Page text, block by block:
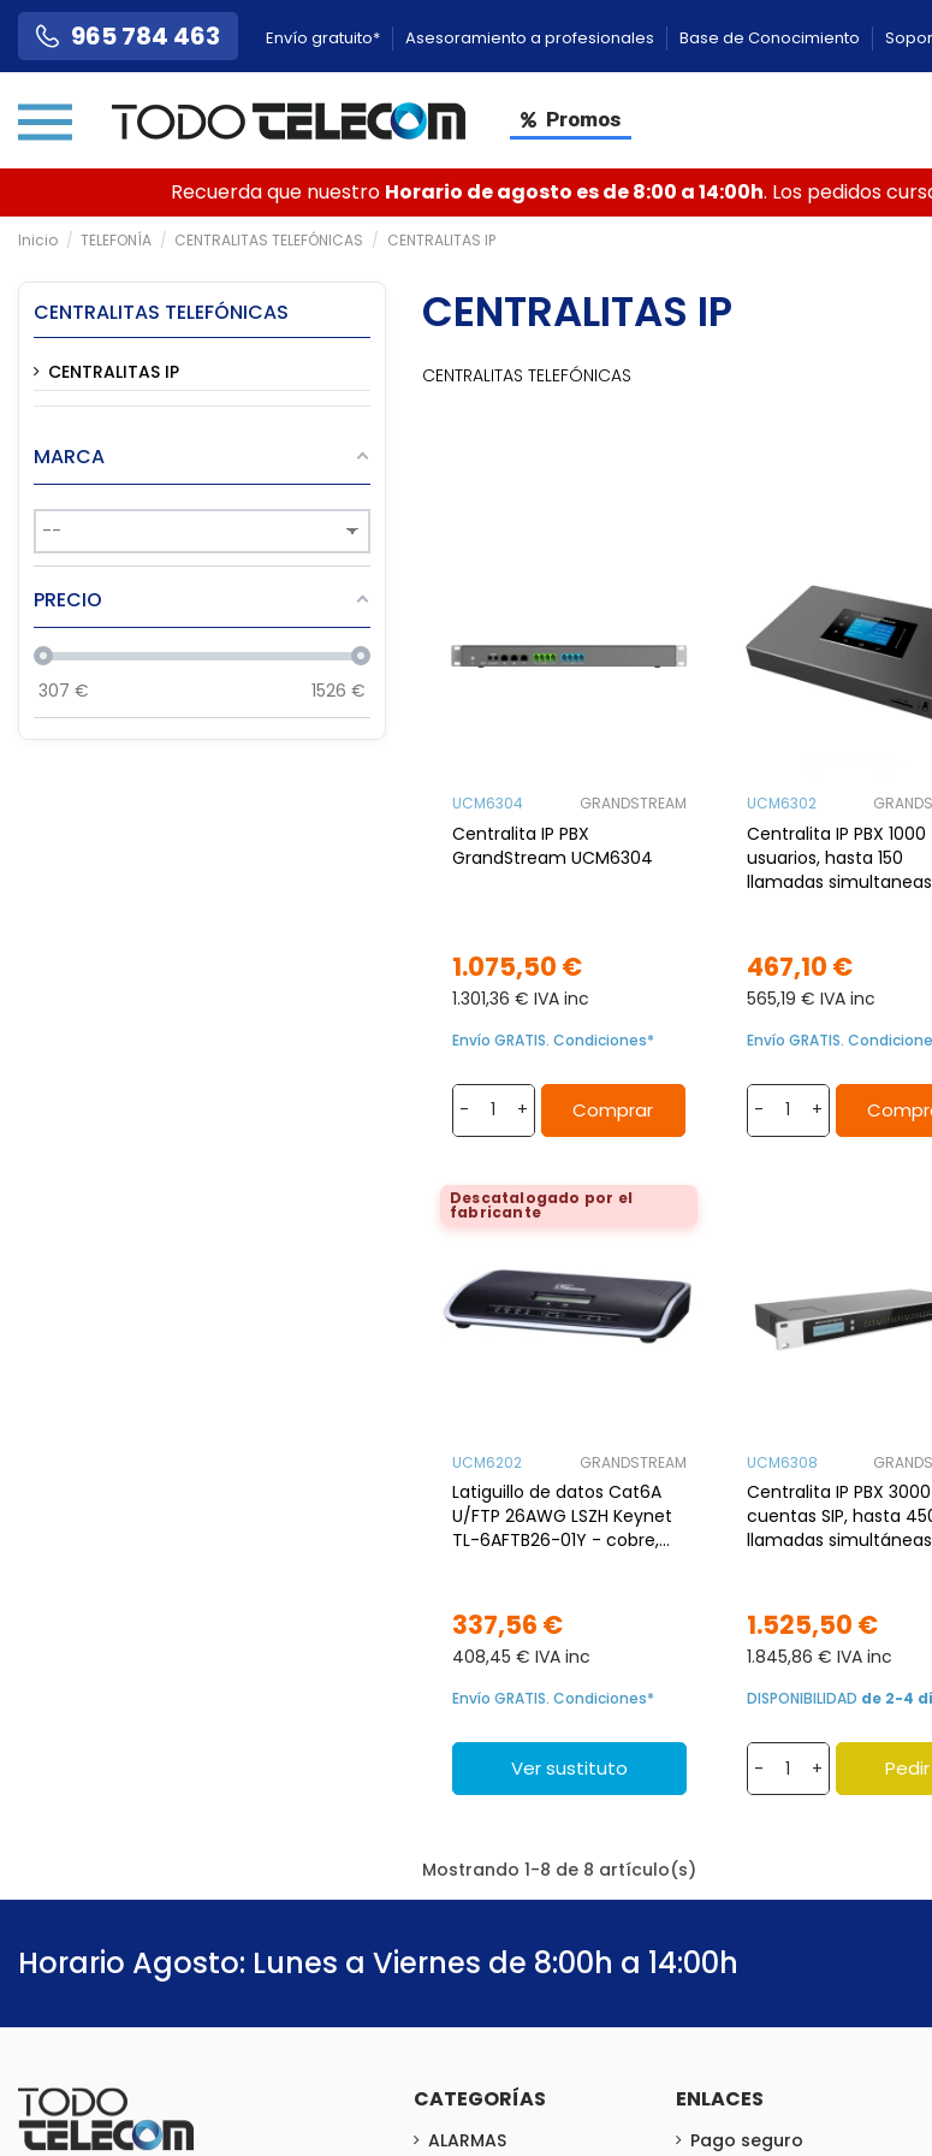
965 784 463 Envío gratuito* Asesoramiento a profesionales Base de Conocimiento
Promos
Recuerda que nuestro Horario de agosto es de 8:00 a 14:00h. Los pedidos
Inicio TELEFONÍA CENTRALITAS TELEFÓNICAS CENTRALITAS IP
CENTRALITAS IP
CENTRALITAS TELEFÓNICAS
UCM6304 GRANDSTREAM
Centralita IP PBX
GrandStream UCM6304
1.075,50 €
1.301,36 € IVA inc
Envío GRATIS. Condiciones*
- + Comprar
UCM6302
Centralita IP PBX 1000
usuarios, hasta 150
llamadas
467,10 €
565,19 € IVA inc
Envío GRATIS.
- +
Descatalogado por el
fabricante
UCM6202 GRANDSTREAM
Latiguillo de datos Cat6A
U/FTP 26AWG LSZH Keynet
TL-6AFTB26-01Y - cobre,
337,56 €
408,45 € IVA inc
Envío GRATIS. Condiciones*
Ver sustituto
UCM6308
Centralita IP PBX 3000
cuentas SIP, hasta
llamadas simultáneas
1.525,50 €
1.845,86 € IVA inc
DISPONIBILIDAD de 2-4
- + Pedir
Mostrando 1-8 de 8 artículo(s)
CENTRALITAS TELEFÓNICAS
CENTRALITAS IP
MARCA
PRECIO
307 € 1526 €
Horario Agosto: Lunes a Viernes de 8:00h a 14:00h
CATEGORÍAS
ALARMAS
ENLACES
Pago seguro